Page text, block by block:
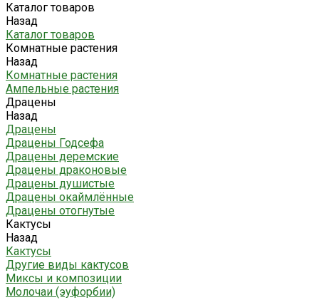
Каталог товаров
Назад
Каталог товаров
Комнатные растения
Назад
Комнатные растения
Ампельные растения
Драцены
Назад
Драцены
Драцены Годсефа
Драцены деремские
Драцены драконовые
Драцены душистые
Драцены окаймлённые
Драцены отогнутые
Кактусы
Назад
Кактусы
Другие виды кактусов
Миксы и композиции
Молочаи (эуфорбии)